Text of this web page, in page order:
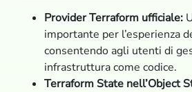
Provider Terraform ufficiale:
importante per l’esperienza
consentendo agli utenti di
infrastruttura come codice.
Terraform State nell’Object